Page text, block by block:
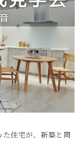
住宅が、新築と同